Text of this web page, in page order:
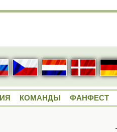
КОМАНДЫ ФАНФЕСТ